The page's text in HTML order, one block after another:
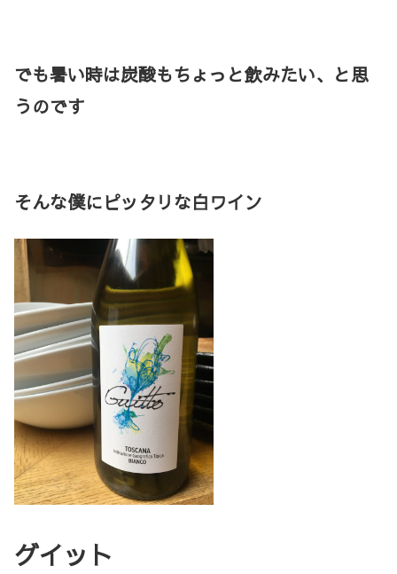
でも暑い時は炭酸もちょっと飲みたい、と思
うのです
そんな僕にピッタリな白ワイン
グイット